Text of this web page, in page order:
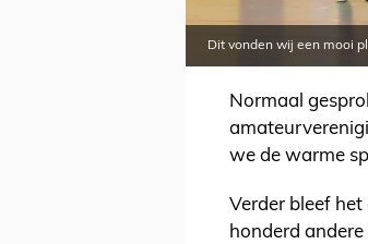
Dit vonden wij een mooi
Normaal
we de warme
Verder bleef
honderd